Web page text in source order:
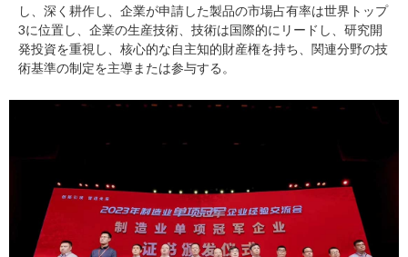
し、深く耕作し、企業が申請した製品の市場占有率は世界トップ
3に位置し、企業の生産技術、技術は国際的にリードし、研究開
発投資を重視し、核心的な自主知的財産権を持ち、関連分野の技
術基準の制定を主導または参与する。